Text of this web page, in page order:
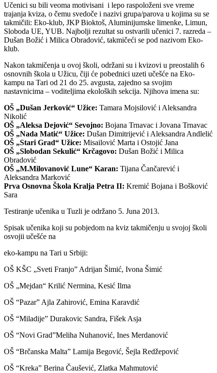
Učenici su bili veoma motivisani i lepo raspoloženi sve vreme
trajanja kviza, o čemu svedoče i nazivi grupa/parova u kojima su se
takmičili: Eko-klub, JKP Bioktoš, Aluminijumske limenke, Limun,
Sloboda UE, YUB. Najbolji rezultat su ostvarili učenici 7. razreda –
Dušan Božić i Milica Obradović, takmičeći se pod nazivom Eko-
klub.
Nakon takmičenja u ovoj školi, održani su i kvizovi u preostalih 6
osnovnih škola u Užicu, čiji će pobednici uzeti učešće na Eko-
kampu na Tari od 21 do 25. avgusta, zajedno sa svojim
nastavnicima – voditeljima ekoloških sekcija. Njihova imena su:
OŠ „Dušan Jerković“ Užice: Tamara Mojsilović i Aleksandra
Nikolić
OŠ „Aleksa Dejović“ Sevojno: Bojana Trnavac i Jovana Trnavac
OŠ „Nada Matić“ Užice: Dušan Dimitrijević i Aleksandra Andlelić
OŠ „Stari Grad“ Užice: Misailović Marta i Ostojić Jana
OŠ „Slobodan Sekulić“ Krčagovo: Dušan Božić i Milica
Obradović
OŠ „M.Milovanović Lune“ Karan: Tijana Čančarević i
Aleksandra Marković
Prva Osnovna Škola Kralja Petra II: Kremić Bojana i Bošković
Sara
Testiranje učenika u Tuzli je održano 5. Juna 2013.
Spisak učenika koji su pobjedom na kviz takmičenju u svojoj školi
osvojii učešće na
eko-kampu na Tari u Srbiji:
OŠ KŠC „Sveti Franjo” Adrijan Šimić, Ivona Šimić
OŠ „Mejdan“ Krilić Nermina, Kesić Ilma
OŠ “Pazar” Ajla Zahirović, Emina Karavdić
OŠ “Miladije” Durakovic Sandra, Fišek Asja
OŠ “Novi Grad”Meliha Nuhanović, Ines Merdanović
OŠ “Brčanska Malta” Lamija Begović, Šejla Redžepović
OŠ “Kreka” Berina Čaušević, Zlatka Mahmutović